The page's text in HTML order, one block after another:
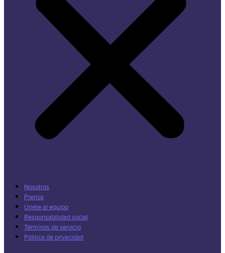
Nosotros
Prensa
Únete al equipo
Responsabilidad social
Términos de servicio
Pólitica de privacidad